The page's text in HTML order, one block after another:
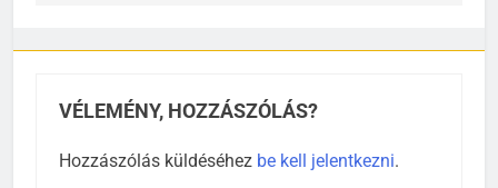
VÉLEMÉNY, HOZZÁSZÓLÁS?
Hozzászólás küldéséhez be kell jelentkezni.